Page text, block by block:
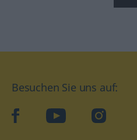
Besuchen Sie uns auf:
facebookYouTube Instagram